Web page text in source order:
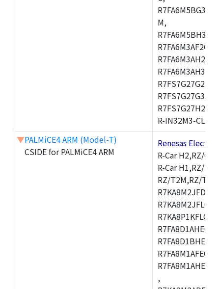
M,
R-IN32M3-CL,R-
▼PALMiCE4 ARM (Model-T)
CSIDE for PALMiCE4 ARM
Renesas
R-Car H2,RZ/
R-Car H1,RZ/
RZ/T2M,RZ/
,